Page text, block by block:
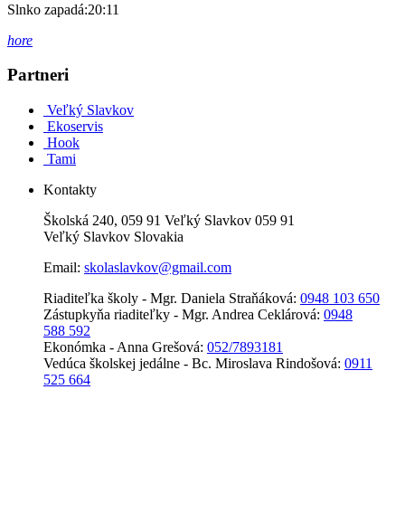
Slnko zapadá:20:11
hore
Partneri
Veľký Slavkov
Ekoservis
Hook
Tami
Kontakty
Školská 240, 059 91 Veľký Slavkov 059 91
Veľký Slavkov Slovakia
Email: skolaslavkov@gmail.com
Riaditeľka školy - Mgr. Daniela Straňáková: 0948 103 650
Zástupkyňa riaditeľky - Mgr. Andrea Ceklárová: 0948
588 592
Ekonómka - Anna Grešová: 052/7893181
Vedúca školskej jedálne - Bc. Miroslava Rindošová: 0911
525 664